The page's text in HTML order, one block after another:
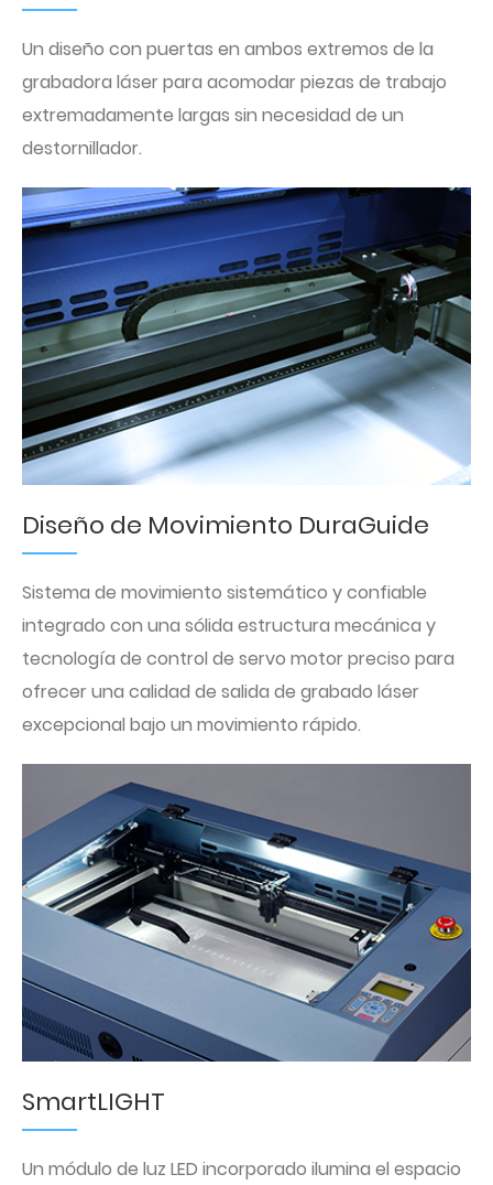
Un diseño con puertas en ambos extremos de la
grabadora láser para acomodar piezas de trabajo
extremadamente largas sin necesidad de un
destornillador.
Diseño de Movimiento DuraGuide
Sistema de movimiento sistemático y confiable
integrado con una sólida estructura mecánica y
tecnología de control de servo motor preciso para
ofrecer una calidad de salida de grabado láser
excepcional bajo un movimiento rápido.
SmartLIGHT
Un módulo de luz LED incorporado ilumina el espacio